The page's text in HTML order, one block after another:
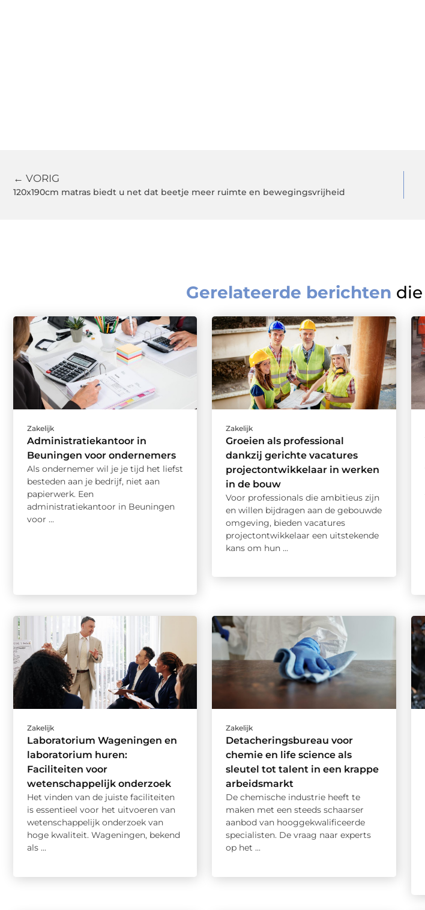
← VORIG
120x190cm matras biedt u net dat beetje meer ruimte en bewegingsvrijheid
Gerelateerde berichten
Zakelijk
Administratiekantoor in
Beuningen voor ondernemers
Als ondernemer wil je je tijd het liefst
besteden aan je bedrijf, niet aan
papierwerk. Een
administratiekantoor in Beuningen
voor ...
Zakelijk
Groeien als professional
dankzij gerichte vacatures
projectontwikkelaar in werken
in de bouw
Voor professionals die ambitieus zijn
en willen bijdragen aan de gebouwde
omgeving, bieden vacatures
projectontwikkelaar een uitstekende
kans om hun ...
Zakelijk
Laboratorium Wageningen en
laboratorium huren:
Faciliteiten voor
wetenschappelijk onderzoek
Het vinden van de juiste faciliteiten
is essentieel voor het uitvoeren van
wetenschappelijk onderzoek van
hoge kwaliteit. Wageningen, bekend
als ...
Zakelijk
Detacheringsbureau voor
chemie en life science als
sleutel tot talent in een krappe
arbeidsmarkt
De chemische industrie heeft te
maken met een steeds schaarser
aanbod van hooggekwalificeerde
specialisten. De vraag naar experts
op het ...